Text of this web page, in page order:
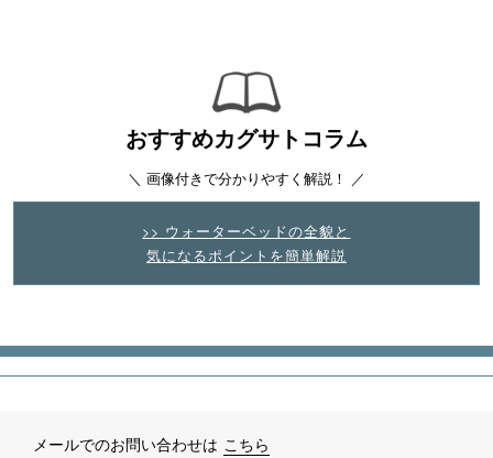
おすすめカグサトコラム
＼ 画像付きで分かりやすく解説！ ／
>> ウォーターベッドの全貌と
気になるポイントを簡単解説
メールでのお問い合わせは こちら